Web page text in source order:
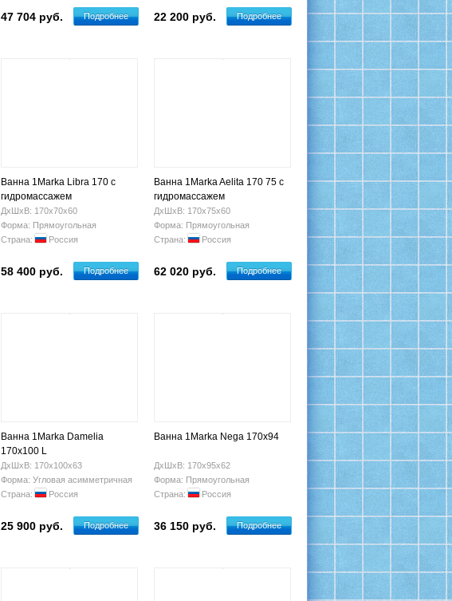
47 704 руб. Подробнее 22 200 руб. Подробнее
Ванна 1Marka Libra 170 с
гидромассажем
ДхШхВ: 170х70х60
Форма: Прямоугольная
Страна:
Россия
58 400 руб. Подробнее
Ванна 1Marka Aelita 170 75 с
гидромассажем
ДхШхВ: 170х75х60
Форма: Прямоугольная
Страна:
Россия
62 020 руб. Подробнее
Ванна 1Marka Damelia
170х100 L
ДхШхВ: 170х100х63
Форма: Угловая асимметричная
Страна:
Россия
25 900 руб. Подробнее
Ванна 1Marka Nega 170x94
ДхШхВ: 170х95х62
Форма: Прямоугольная
Страна:
Россия
36 150 руб. Подробнее